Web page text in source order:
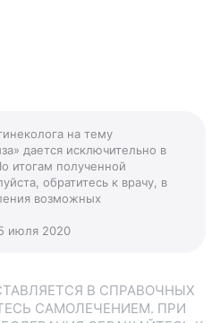
на тему
дается исключительно в
итогам полученной
обратитесь к врачу, в
возможных
июля 2020
В СПРАВОЧНЫХ
САМОЛЕЧЕНИЕМ. ПРИ